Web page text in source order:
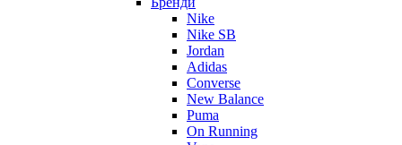
Nike
Nike SB
Jordan
Adidas
Converse
New Balance
Puma
On Running